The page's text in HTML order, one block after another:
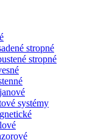
stropné
stropné
systémy